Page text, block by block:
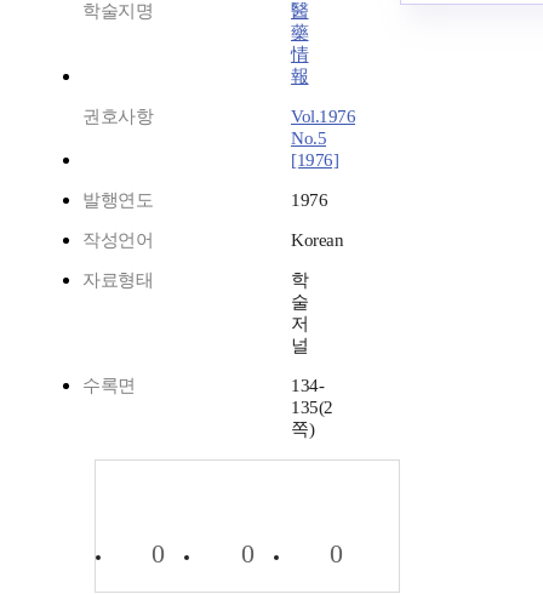
학술지명
醫
藥
情
報
권호사항
Vol.1976
No.5
[1976]
발행연도 1976
작성언어 Korean
자료형태
학
술
저
널
수록면
134-
135(2
쪽)
0 0 0